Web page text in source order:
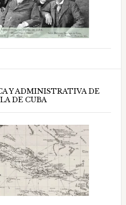
Y ADMINISTRATIVA DE
DE CUBA